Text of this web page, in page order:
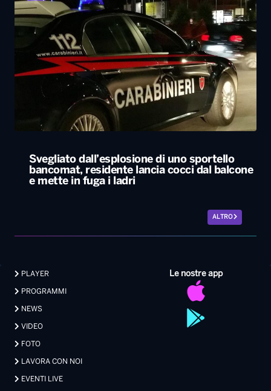
Svegliato dall’esplosione di uno sportello
bancomat, residente lancia cocci dal balcone
e mette in fuga i ladri
ALTRO
Le nostre app
PLAYER
PROGRAMMI
NEWS
VIDEO
FOTO
LAVORA CON NOI
EVENTI LIVE